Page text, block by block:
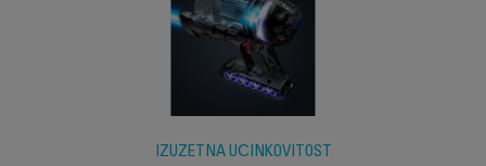
IZUZETNA UČINKOVITOST